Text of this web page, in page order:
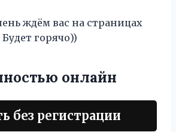
ждём вас на страницах
горячо))
онлайн
без регистрации